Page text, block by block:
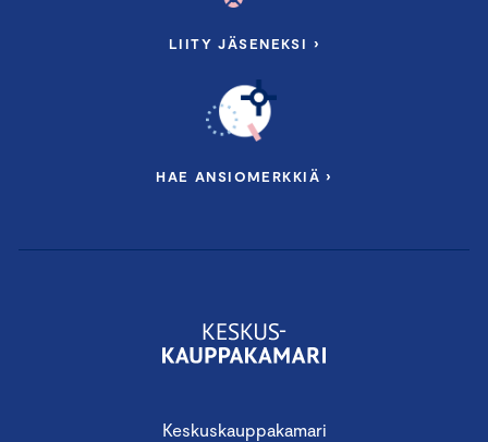
Keskuskauppakamari
LIITY JÄSENEKSI ›
HAE ANSIOMERKKIÄ ›